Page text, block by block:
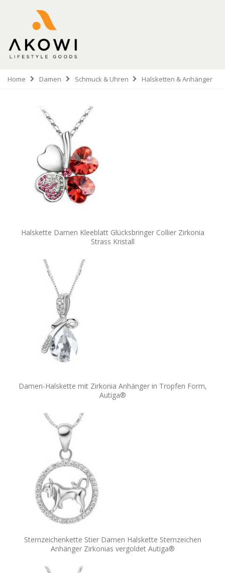
Home Damen Schmuck & Uhren Halsketten & Anhänger
Halskette Damen Kleeblatt Glücksbringer Collier Zirkonia
Strass Kristall
Damen-Halskette mit Zirkonia Anhänger in Tropfen Form,
Autiga®
Sternzeichenkette Stier Damen Halskette Sternzeichen
Anhänger Zirkonias vergoldet Autiga®